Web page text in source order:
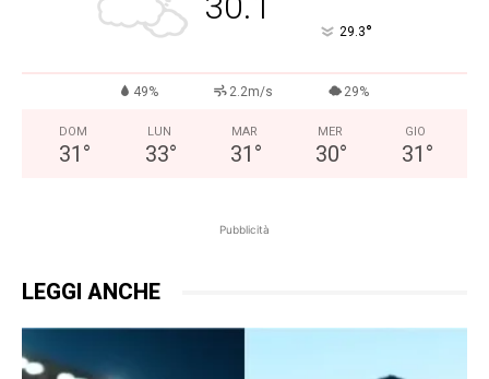
29.3°
49% 2.2m/s 29%
DOM
31 °
LUN
33°
MAR
31 °
MER
30°
GIO
31 °
Pubblicità
LEGGI ANCHE